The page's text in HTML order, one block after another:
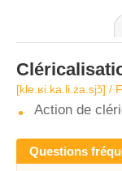
[kle.ʁi.ka.li.za.sjɔ̃] /
Action de
Questions